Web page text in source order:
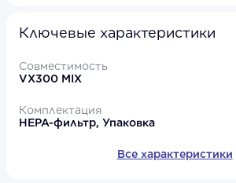
Ключевые характеристики
Совместимость
VX300 MIX
Комплектация
HEPA-фильтр, Упаковка
Все характеристики